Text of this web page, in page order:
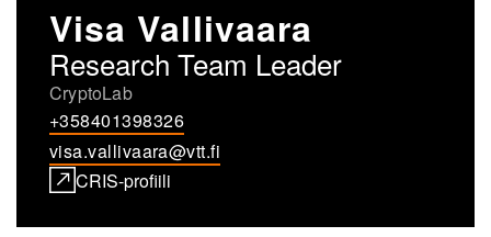
Visa Vallivaara
Research Team Leader
CryptoLab
+358401398326
visa.vallivaara@vtt.fi
CRIS-profiili